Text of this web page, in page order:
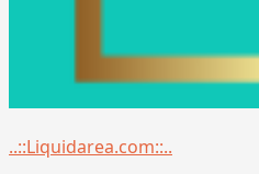
Menu
..::Liquidarea.com::..